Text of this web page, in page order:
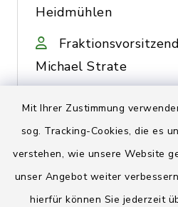
Mit Ihrer Zustimmung
sog. Tracking-Cookies, die es
verstehen, wie unsere Website
unser Angebot weiter
hierfür können Sie jederzeit
Heidmühlen
Michael Strate
CDU
Rickling